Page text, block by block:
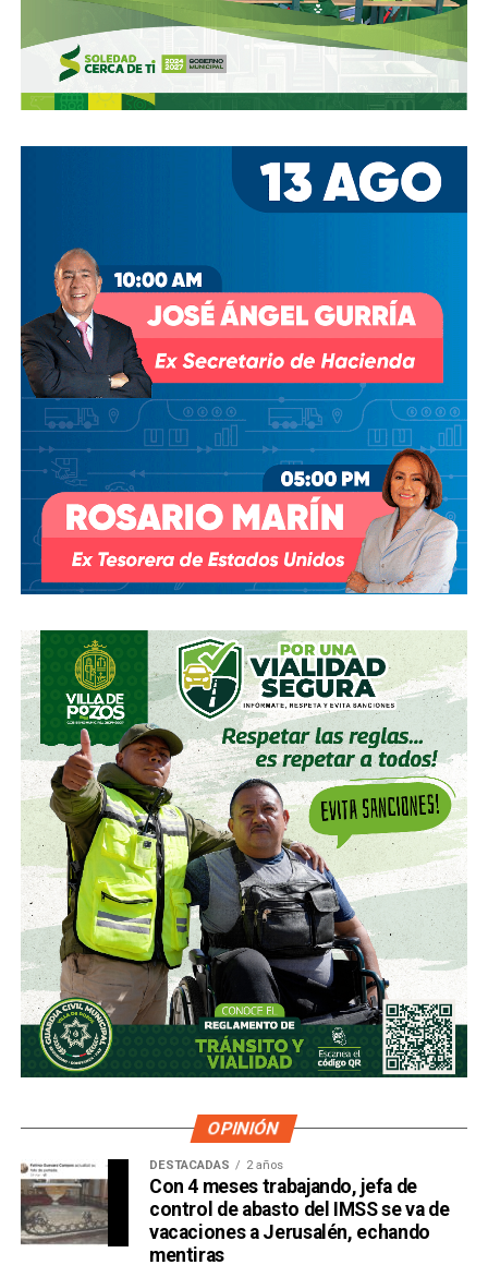
OPINIÓN
DESTACADAS 2 años
Con 4 meses trabajando, jefa de
control de abasto del IMSS se va de
vacaciones a Jerusalén, echando
mentiras